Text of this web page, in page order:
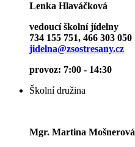
Lenka Hlaváčková
vedoucí školní jídelny
734 155 751, 466 303 050
jidelna@zsostresany.cz
provoz: 7:00 - 14:30
Školní družina
Mgr. Martina Mošnerová